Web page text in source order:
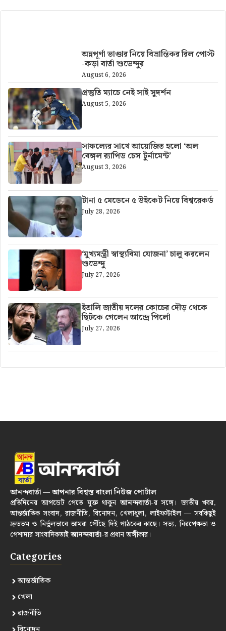
অন্নপূর্ণা ভাণ্ডার নিয়ে বিভ্রান্তিকর রিল পোস্ট
-কড়া বার্তা শুভেন্দুর
August 6, 2026
প্রস্তুতি ম্যাচে নেই সাই সুদর্শন
August 5, 2026
সাফল্যের সাথে আয়োজিত হলো ‘অল
বেঙ্গল র‍্যাপিড চেস টুর্নামেন্ট’
August 3, 2026
টানা ৫ মেডেনে ৫ উইকেট নিয়ে বিশ্বরেকর্ড
July 28, 2026
‘মুখ্যমন্ত্রী স্বাস্থ্যবিমা যোজনা’ চালু করলেন
শুভেন্দু
July 27, 2026
ইতালি জাতীয় দলের কোচের দৌড় থেকে
ছিটকে গেলেন আন্দ্রে পির্লো
July 27, 2026
আনন্দবার্তা — আপনার বিশ্বস্ত বাংলা নিউজ পোর্টাল
প্রতিদিনের আপডেট পেতে যুক্ত থাকুনআনন্দবার্তা-র সঙ্গে। জাতীয় খবর,
আন্তর্জাতিক সংবাদ, রাজনীতি, বিনোদন, খেলাধুলা, লাইফস্টাইল — সবকিছুই
দ্রুততম ও নির্ভুলভাবে আমরা পৌঁছে দিই পাঠকের কাছে। সত্য, নিরপেক্ষতা ও
পেশাদার সাংবাদিকতাইআনন্দবার্তা-র প্রধান অঙ্গীকার।
Categories
আন্তর্জাতিক
খেলা
রাজনীতি